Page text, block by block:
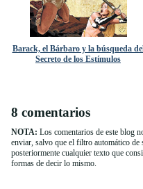
Barack, el Bárbaro y la búsqueda
Secreto de los Estímulos
8 comentarios
NOTA: Los comentarios de este blog
enviar, salvo que el filtro automático de
posteriormente cualquier texto que
formas de decir lo mismo.